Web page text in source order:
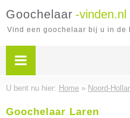
Goochelaar -vinden.nl
Vind een goochelaar bij u in de
U bent nu hier: Home » Noord-
Goochelaar Laren